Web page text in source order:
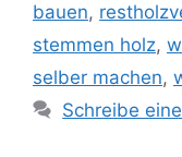
bauen,
stemmen holz,
selber machen,
Schreibe